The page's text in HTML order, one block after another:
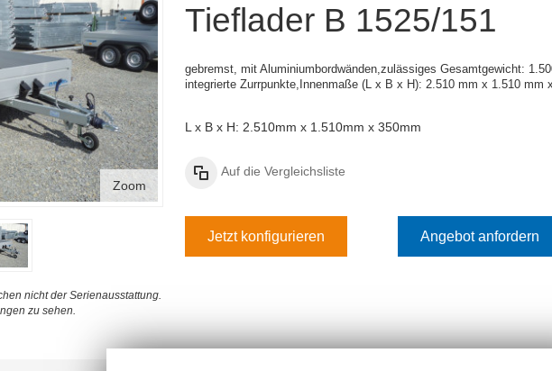
Zoom
nicht der Serienausstattung.
zu sehen.
Tieflader B 1525/151
gebremst, mit Aluminiumbordwänden,zulässiges Gesamtgewicht:
integrierte Zurrpunkte, Innenmaße (L x B x H): 2.510 mm x 1.510 mm
L x B x H: 2.510mm x 1.510mm x 350mm
Auf die Vergleichsliste
Jetzt konfigurieren Angebot anfordern